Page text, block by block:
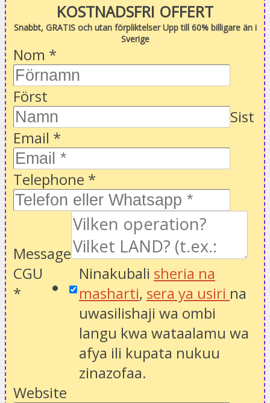
KOSTNADSFRI OFFERT
Snabbt, GRATIS och utan förpliktelser Upp till 60% billigare än i
Sverige
Nom *
Först
Sist
Email *
Telephone *
Message
CGU
*
Ninakubali sheria na
masharti, sera ya usiri na
uwasilishaji wa ombi
langu kwa wataalamu wa
afya ili kupata nukuu
zinazofaa.
Website